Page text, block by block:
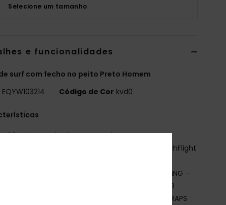
Selecione um tamanho
e funcionalidades
surf com fecho no peito Preto Homem
EQYW103214 Código de Cor kvd0
Mistura de elastano e nylon
Espuma de neoprene: Espuma de neoprene StretchFlight
WARMFLIGHT® FAR INFRARED X2 THERMAL LINING -
ENRICHED FIBRES RETAIN BODY HEAT WHILE OUR
DELUXE MATERIAL MAXIMISES STRETCH AND TRAPS